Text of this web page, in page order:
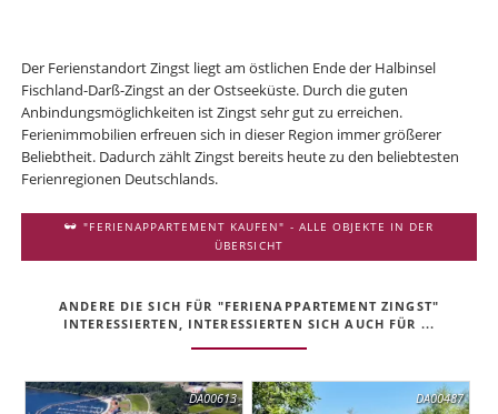
Der Ferienstandort Zingst liegt am östlichen Ende der Halbinsel
Fischland-Darß-Zingst an der Ostseeküste. Durch die guten
Anbindungsmöglichkeiten ist Zingst sehr gut zu erreichen.
Ferienimmobilien erfreuen sich in dieser Region immer größerer
Beliebtheit. Dadurch zählt Zingst bereits heute zu den beliebtesten
Ferienregionen Deutschlands.
"FERIENAPPARTEMENT KAUFEN" - ALLE OBJEKTE IN DER
ÜBERSICHT
ANDERE DIE SICH FÜR "FERIENAPPARTEMENT ZINGST"
INTERESSIERTEN, INTERESSIERTEN SICH AUCH FÜR ...
DA00613 DA00487